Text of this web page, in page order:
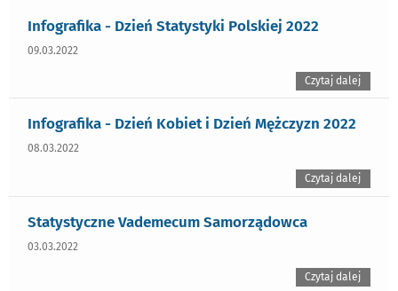
Infografika - Dzień Statystyki Polskiej 2022
09.03.2022
Czytaj dalej
Infografika - Dzień Kobiet i Dzień Mężczyzn 2022
08.03.2022
Czytaj dalej
Statystyczne Vademecum Samorządowca
03.03.2022
Czytaj dalej